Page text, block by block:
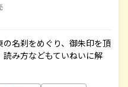
名刹をめぐり、御朱印を頂
み方などもていねいに解